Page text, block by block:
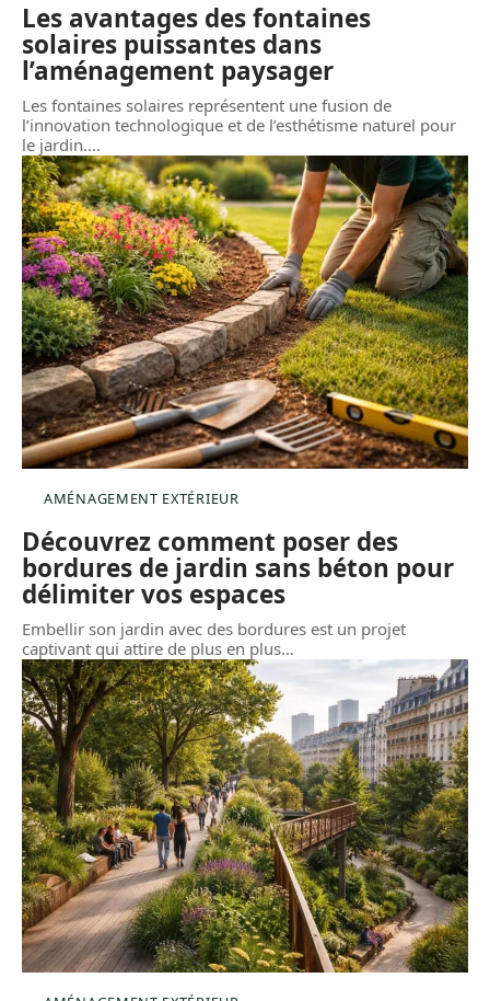
Les avantages des fontaines
solaires puissantes dans
l’aménagement paysager
Les fontaines solaires représentent une fusion de
l’innovation technologique et de l’esthétisme naturel pour
le jardin.…
AMÉNAGEMENT EXTÉRIEUR
Découvrez comment poser des
bordures de jardin sans béton pour
délimiter vos espaces
Embellir son jardin avec des bordures est un projet
captivant qui attire de plus en plus…